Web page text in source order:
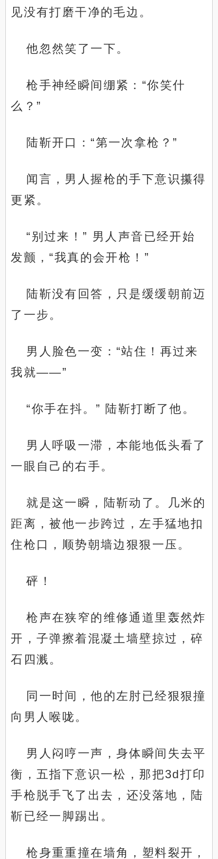
见没有打磨干净的毛边。
他忽然笑了一下。
枪手神经瞬间绷紧：“你笑什
么？”
陆靳开口：“第一次拿枪？”
闻言，男人握枪的手下意识攥得
更紧。
“别过来！” 男人声音已经开始
发颤，“我真的会开枪！”
陆靳没有回答，只是缓缓朝前迈
了一步。
男人脸色一变：“站住！再过来
我就——”
“你手在抖。” 陆靳打断了他。
男人呼吸一滞，本能地低头看了
一眼自己的右手。
就是这一瞬，陆靳动了。几米的
距离，被他一步跨过，左手猛地扣
住枪口，顺势朝墙边狠狠一压。
砰！
枪声在狭窄的维修通道里轰然炸
开，子弹擦着混凝土墙壁掠过，碎
石四溅。
同一时间，他的左肘已经狠狠撞
向男人喉咙。
男人闷哼一声，身体瞬间失去平
衡，五指下意识一松，那把3d打印
手枪脱手飞了出去，还没落地，陆
靳已经一脚踢出。
枪身重重撞在墙角，塑料裂开，